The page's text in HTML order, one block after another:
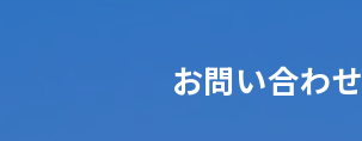
お問い合わせ